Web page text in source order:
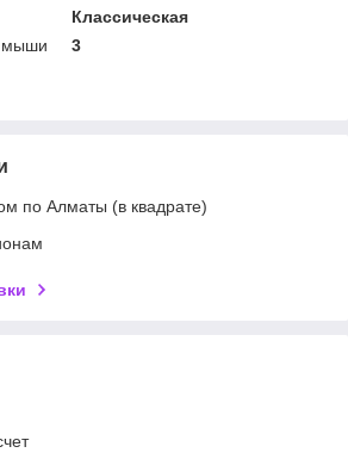
Классическая
мыши
3
по Алматы (в квадрате)